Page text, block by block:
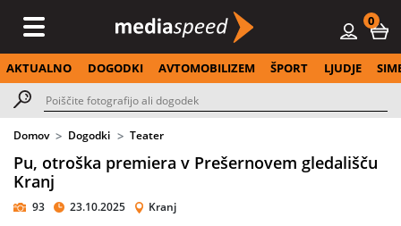
0
AKTUALNO DOGODKI AVTOMOBILIZEM ŠPORT LJUDJE
Domov Dogodki Teater
Pu, otroška premiera v Prešernovem gledališču
Kranj
93 23.10.2025 Kranj